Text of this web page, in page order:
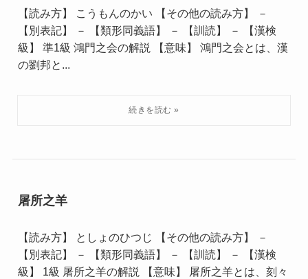
【読み方】 こうもんのかい 【その他の読み方】 －
【別表記】 － 【類形同義語】 － 【訓読】 － 【漢検
級】 準1級 鴻門之会の解説 【意味】 鴻門之会とは、漢
の劉邦と...
屠所之羊
【読み方】 としょのひつじ 【その他の読み方】 －
【別表記】 － 【類形同義語】 － 【訓読】 － 【漢検
級】 1級 屠所之羊の解説 【意味】 屠所之羊とは、刻々